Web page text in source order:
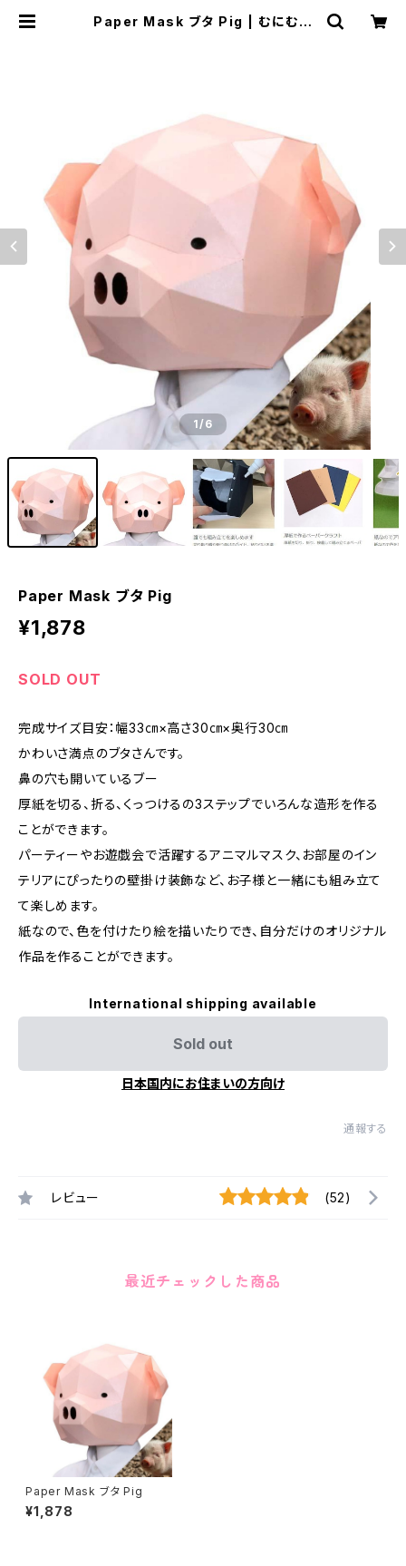
Paper Mask ブタ Pig | むにむに
1/6
Paper Mask ブタ Pig
¥1,878
SOLD OUT
完成サイズ目安：幅33㎝×高さ30㎝×奥行30㎝
かわいさ満点のブタさんです。
鼻の穴も開いているブー
厚紙を切る、折る、くっつけるの3ステップでいろんな造形を作る
ことができます。
パーティーやお遊戯会で活躍するアニマルマスク、お部屋のイン
テリアにぴったりの壁掛け装飾など、お子様と一緒にも組み立て
て楽しめます。
紙なので、色を付けたり絵を描いたりでき、自分だけのオリジナル
作品を作ることができます。
International shipping available
Sold out
日本国内にお住まいの方向け
通報する
レビュー (52)
最近チェックした商品
Paper Mask ブタ Pig
¥1,878